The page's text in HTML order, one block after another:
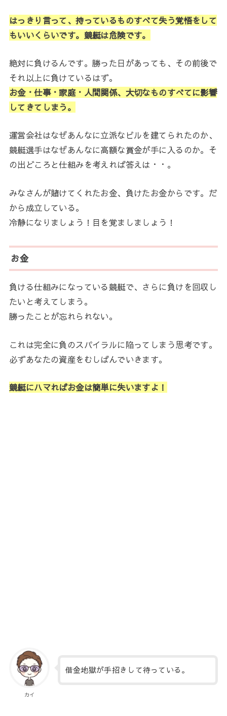
はっきり言って、持っているものすべて失う覚悟をして
もいいくらいです。競艇は危険です。
絶対に負けるんです。勝った日があっても、その前後で
それ以上に負けているはず。
お金・仕事・家庭・人間関係、大切なものすべてに影響
してきてしまう。
運営会社はなぜあんなに立派なビルを建てられたのか、
競艇選手はなぜあんなに高額な賞金が手に入るのか。そ
の出どころと仕組みを考えれば答えは・・。
みなさんが賭けてくれたお金、負けたお金からです。だ
から成立している。
冷静になりましょう！目を覚ましましょう！
お金
負ける仕組みになっている競艇で、さらに負けを回収し
たいと考えてしまう。
勝ったことが忘れられない。
これは完全に負のスパイラルに陥ってしまう思考です。
必ずあなたの資産をむしばんでいきます。
競艇にハマればお金は簡単に失いますよ！
カイ
借金地獄が手招きして待っている。